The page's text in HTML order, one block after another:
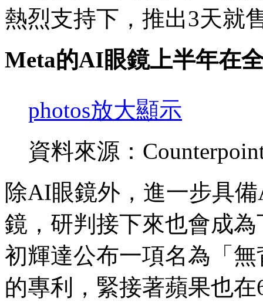
熱烈支持下，推出3天就
Meta的AI眼鏡上半年在
photos放大顯示
資料來源：
除AI眼鏡外，進一步具
鏡，研判接下來也會成
初輝達公布一項名為「
的專利，緊接著蘋果也